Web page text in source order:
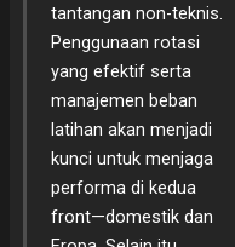
tantangan non-teknis.
Penggunaan rotasi
yang efektif serta
manajemen beban
latihan akan menjadi
kunci untuk menjaga
performa di kedua
front—domestik dan